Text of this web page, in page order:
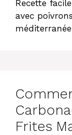
Recette
avec
Frites